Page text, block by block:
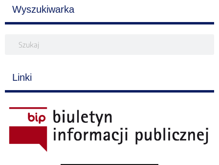
Wyszukiwarka
Linki